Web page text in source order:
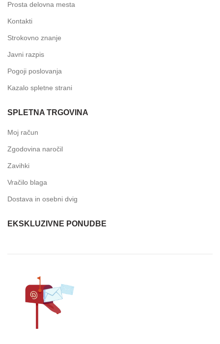
Prosta delovna mesta
Kontakti
Strokovno znanje
Javni razpis
Pogoji poslovanja
Kazalo spletne strani
SPLETNA TRGOVINA
Moj račun
Zgodovina naročil
Zavihki
Vračilo blaga
Dostava in osebni dvig
EKSKLUZIVNE PONUDBE